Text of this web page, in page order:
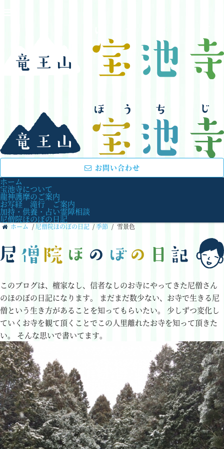
お問い合わせ
ホーム
宝池寺について
龍神護摩のご案内
お写経 滝行 ご案内
加持・供養・占い霊障相談
尼僧院ほのぼの日記
ホーム / 尼僧院ほのぼの日記 /季節 / 雪景色
このブログは、檀家なし、信者なしのお寺にやってきた尼僧さん
のほのぼの日記になります。 まだまだ数少ない、お寺で生きる尼
僧という生き方があることを知ってもらいたい。
少しずつ変化し
ていくお寺を観て頂くことでこの人里離れたお寺を知って頂きた
い。 そんな思いで書いてます。